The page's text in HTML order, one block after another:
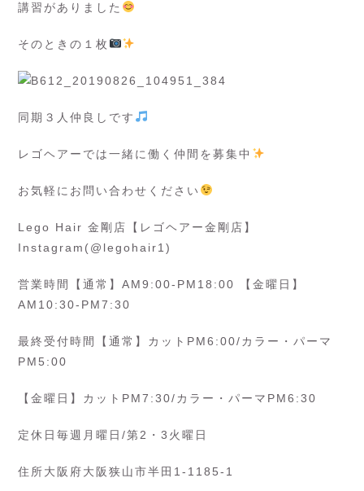
講習がありました
そのときの１枚
同期３人仲良しです
レゴヘアーでは一緒に働く仲間を募集中
お気軽にお問い合わせください
Lego Hair 金剛店【レゴヘアー金剛店】
Instagram(@legohair1)
営業時間【通常】AM9:00-PM18:00 【金曜日】
AM10:30-PM7:30
最終受付時間【通常】カットPM6:00/カラー・パーマ
PM5:00
【金曜日】カットPM7:30/カラー・パーマPM6:30
定休日毎週月曜日/第2・3火曜日
住所大阪府大阪狭山市半田1-1185-1